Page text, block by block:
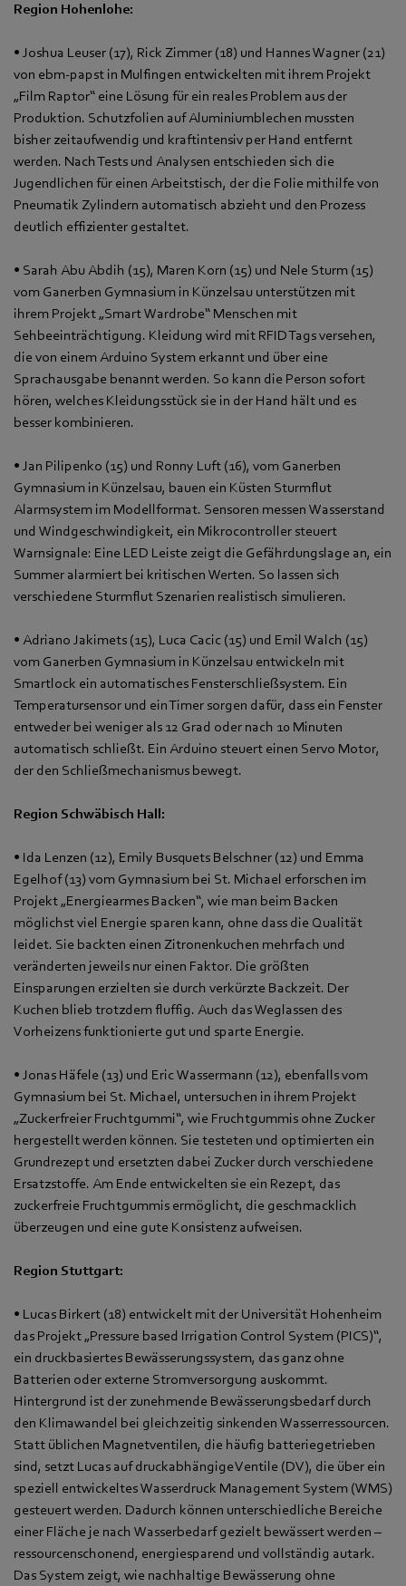
Region Hohenlohe:
• Joshua Leuser (17), Rick Zimmer (18) und Hannes Wagner (21)
von ebm‑papst in Mulfingen entwickelten mit ihrem Projekt
„Film Raptor“ eine Lösung für ein reales Problem aus der
Produktion. Schutzfolien auf Aluminiumblechen mussten
bisher zeitaufwendig und kraftintensiv per Hand entfernt
werden. Nach Tests und Analysen entschieden sich die
Jugendlichen für einen Arbeitstisch, der die Folie mithilfe von
Pneumatik Zylindern automatisch abzieht und den Prozess
deutlich effizienter gestaltet.
• Sarah Abu Abdih (15), Maren Korn (15) und Nele Sturm (15)
vom Ganerben Gymnasium in Künzelsau unterstützen mit
ihrem Projekt „Smart Wardrobe“ Menschen mit
Sehbeeinträchtigung. Kleidung wird mit RFID Tags versehen,
die von einem Arduino System erkannt und über eine
Sprachausgabe benannt werden. So kann die Person sofort
hören, welches Kleidungsstück sie in der Hand hält und es
besser kombinieren.
• Jan Pilipenko (15) und Ronny Luft (16), vom Ganerben
Gymnasium in Künzelsau, bauen ein Küsten Sturmflut
Alarmsystem im Modellformat. Sensoren messen Wasserstand
und Windgeschwindigkeit, ein Mikrocontroller steuert
Warnsignale: Eine LED Leiste zeigt die Gefährdungslage an, ein
Summer alarmiert bei kritischen Werten. So lassen sich
verschiedene Sturmflut Szenarien realistisch simulieren.
• Adriano Jakimets (15), Luca Cacic (15) und Emil Walch (15)
vom Ganerben Gymnasium in Künzelsau entwickeln mit
Smartlock ein automatisches Fensterschließsystem. Ein
Temperatursensor und ein Timer sorgen dafür, dass ein Fenster
entweder bei weniger als 12 Grad oder nach 10 Minuten
automatisch schließt. Ein Arduino steuert einen Servo Motor,
der den Schließmechanismus bewegt.
Region Schwäbisch Hall:
• Ida Lenzen (12), Emily Busquets Belschner (12) und Emma
Egelhof (13) vom Gymnasium bei St. Michael erforschen im
Projekt „Energiearmes Backen“, wie man beim Backen
möglichst viel Energie sparen kann, ohne dass die Qualität
leidet. Sie backten einen Zitronenkuchen mehrfach und
veränderten jeweils nur einen Faktor. Die größten
Einsparungen erzielten sie durch verkürzte Backzeit. Der
Kuchen blieb trotzdem fluffig. Auch das Weglassen des
Vorheizens funktionierte gut und sparte Energie.
• Jonas Häfele (13) und Eric Wassermann (12), ebenfalls vom
Gymnasium bei St. Michael, untersuchen in ihrem Projekt
„Zuckerfreier Fruchtgummi“, wie Fruchtgummis ohne Zucker
hergestellt werden können. Sie testeten und optimierten ein
Grundrezept und ersetzten dabei Zucker durch verschiedene
Ersatzstoffe. Am Ende entwickelten sie ein Rezept, das
zuckerfreie Fruchtgummis ermöglicht, die geschmacklich
überzeugen und eine gute Konsistenz aufweisen.
Region Stuttgart:
• Lucas Birkert (18) entwickelt mit der Universität Hohenheim
das Projekt „Pressure based Irrigation Control System (PICS)“,
ein druckbasiertes Bewässerungssystem, das ganz ohne
Batterien oder externe Stromversorgung auskommt.
Hintergrund ist der zunehmende Bewässerungsbedarf durch
den Klimawandel bei gleichzeitig sinkenden Wasserressourcen.
Statt üblichen Magnetventilen, die häufig batteriegetrieben
sind, setzt Lucas auf druckabhängige Ventile (DV), die über ein
speziell entwickeltes Wasserdruck Management System (WMS)
gesteuert werden. Dadurch können unterschiedliche Bereiche
einer Fläche je nach Wasserbedarf gezielt bewässert werden –
ressourcenschonend, energiesparend und vollständig autark.
Das System zeigt, wie nachhaltige Bewässerung ohne